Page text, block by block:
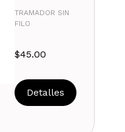
TRAMADOR SIN
FILO
$45.00
Detalles